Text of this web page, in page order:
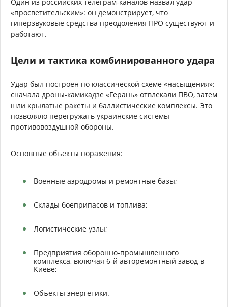
«просветительским»: он демонстрирует, что
гиперзвуковые средства преодоления ПРО существуют и
работают.
Цели и тактика комбинированного удара
Удар был построен по классической схеме «насыщения»:
сначала дроны-камикадзе «Герань» отвлекали ПВО, затем
шли крылатые ракеты и баллистические комплексы. Это
позволяло перегружать украинские системы
противовоздушной обороны.
Основные объекты поражения:
Военные аэродромы и ремонтные базы;
Склады боеприпасов и топлива;
Логистические узлы;
Предприятия оборонно-промышленного
комплекса, включая 6-й авторемонтный завод в
Киеве;
Объекты энергетики.